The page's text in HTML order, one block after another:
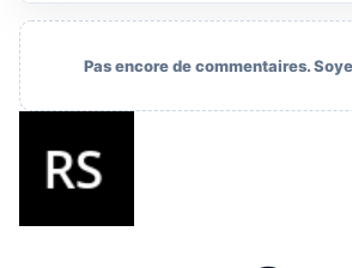
Pas encore de commentaires.